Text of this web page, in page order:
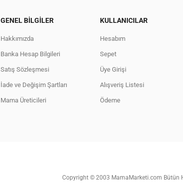
GENEL BILGILER
Hakkımızda
Banka Hesap Bilgileri
Satış Sözleşmesi
İade ve Değişim Şartları
Mama Üreticileri
KULLANICILAR
Hesabım
Sepet
Üye Girişi
Alışveriş Listesi
Ödeme
Copyright © 2003 MamaMarketi.com Bütün